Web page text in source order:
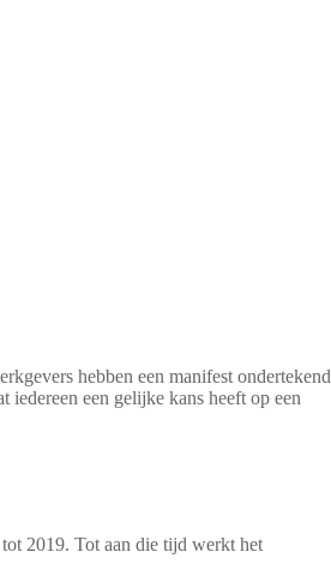
hebben een manifest ondertekend
iedereen een gelijke kans heeft op een
2019. Tot aan die tijd werkt het